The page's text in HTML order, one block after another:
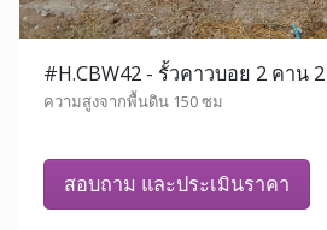
#H.CBW42 - รั้วคาวบอย 2 คาน
ความสูงจากพื้นดิน 150 ซม
สอบถาม และประเมินราคา